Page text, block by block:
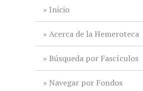
Inicio
Acerca de la Hemeroteca
Búsqueda por Fascículos
Navegar por Fondos